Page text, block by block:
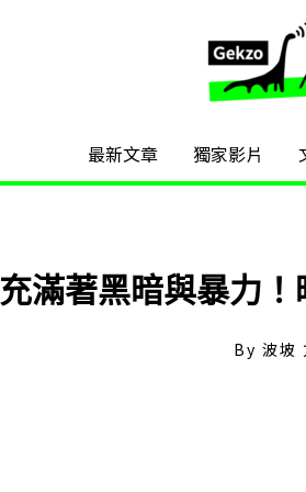
最新文章 獨家影片
充滿著黑暗與暴力
By 波坡